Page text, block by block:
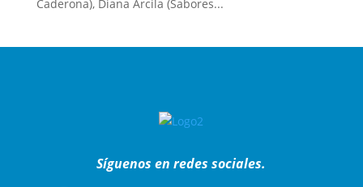
Caderona), Diana Arcila (Sabores...
Síguenos en redes sociales.